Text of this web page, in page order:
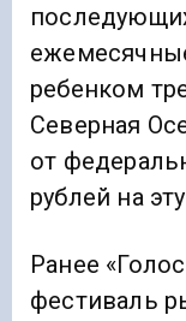
ребенком
Северная
от
рублей на
Ранее
фестиваль